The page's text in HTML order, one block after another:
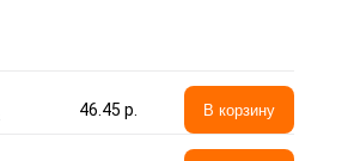
46.45 p. В корзину